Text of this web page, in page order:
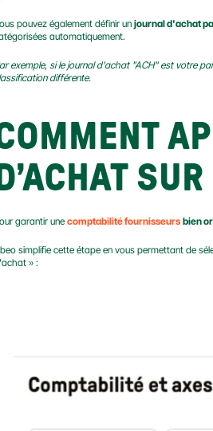
pouvez également définir un journal d'achat
automatiquement.
exemple, si le journal d'achat "ACH" est votre
différente.
garantir une comptabilité fournisseurs bien
simplifie cette étape en vous permettant de
» :